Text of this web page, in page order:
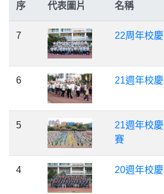
序
代表圖片 名稱
7 22周年校
6 21週年校
5
21週年校
賽
4 20週年校